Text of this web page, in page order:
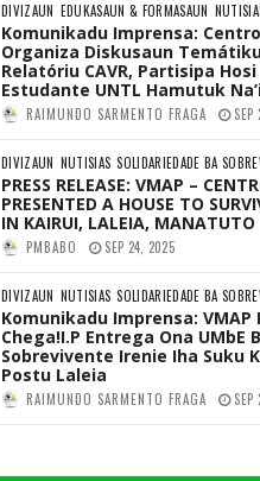
DIVIZAUN EDUKASAUN & FORMASAUN
Komunikadu Imprensa:
Organiza Diskusaun
Relatóriu CAVR, Partisipa Hosi
Estudante UNTL Hamutuk
RAIMUNDO SARMENTO FRAGA
DIVIZAUN NUTISIAS SOLIDARIEDADE BA
PRESS RELEASE: VMAP –
PRESENTED A HOUSE TO
IN KAIRUI, LALEIA, MANATUTO
PMBABO SEP 24, 2025
DIVIZAUN NUTISIAS SOLIDARIEDADE BA
Komunikadu Imprensa: VMAP
Chega!I.P Entrega Ona UMbE
Sobrevivente Irenie Iha Suku
Postu Laleia
RAIMUNDO SARMENTO FRAGA